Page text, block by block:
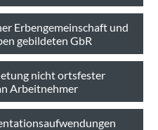
Erbengemeinschaft und
gebildeten GbR
nicht ortsfester
Arbeitnehmer